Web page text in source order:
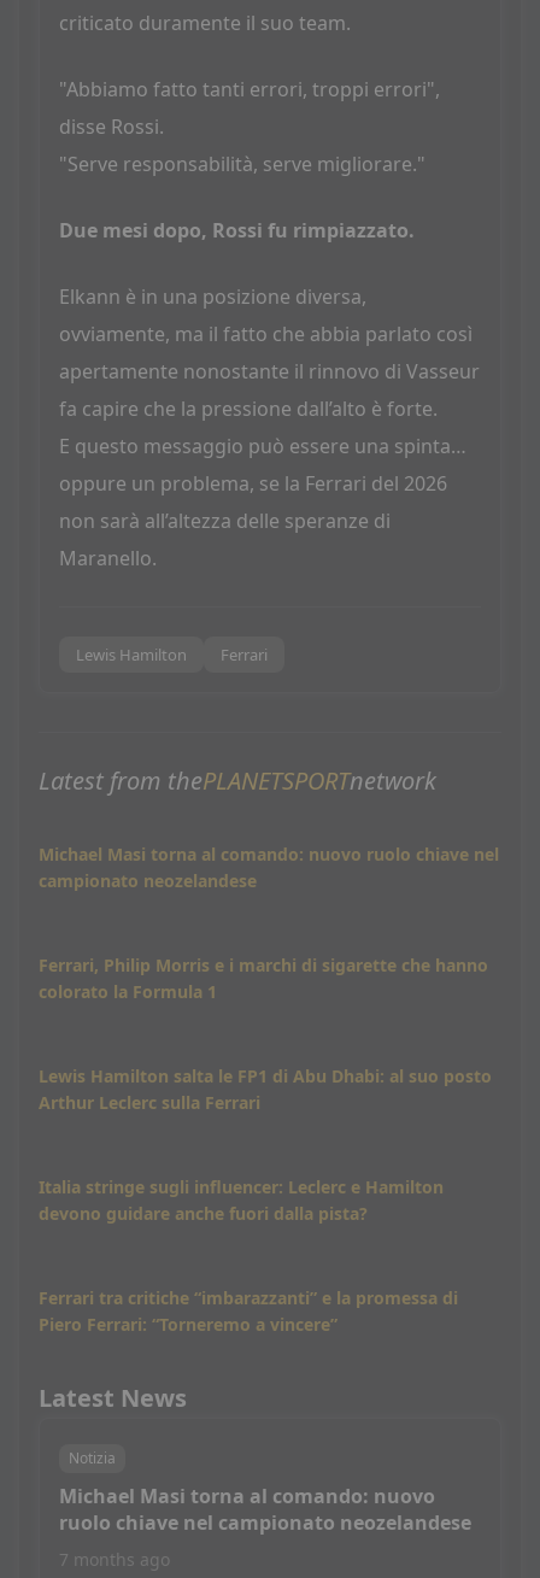
criticato duramente il suo team.
"Abbiamo fatto tanti errori, troppi errori",
disse Rossi.
"Serve responsabilità, serve migliorare."
Due mesi dopo, Rossi fu rimpiazzato.
Elkann è in una posizione diversa,
ovviamente, ma il fatto che abbia parlato così
apertamente nonostante il rinnovo di Vasseur
fa capire che la pressione dall’alto è forte.
E questo messaggio può essere una spinta…
oppure un problema, se la Ferrari del 2026
non sarà all’altezza delle speranze di
Maranello.
Lewis Hamilton Ferrari
Latest from thePLANETSPORTnetwork
Michael Masi torna al comando: nuovo ruolo chiave nel
campionato neozelandese
Ferrari, Philip Morris e i marchi di sigarette che hanno
colorato la Formula 1
Lewis Hamilton salta le FP1 di Abu Dhabi: al suo posto
Arthur Leclerc sulla Ferrari
Italia stringe sugli influencer: Leclerc e Hamilton
devono guidare anche fuori dalla pista?
Ferrari tra critiche “imbarazzanti” e la promessa di
Piero Ferrari: “Torneremo a vincere”
Latest News
Notizia
Michael Masi torna al comando: nuovo
ruolo chiave nel campionato neozelandese
7 months ago